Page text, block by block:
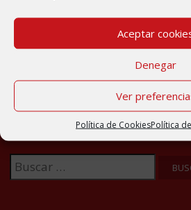
Aceptar
Denegar
Ver
Política de CookiesPolítica
4 septiembre, 2017
Buscar: